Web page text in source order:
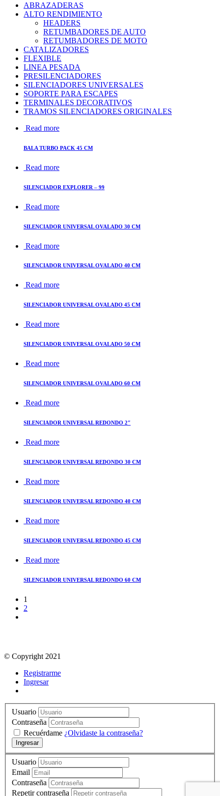
ABRAZADERAS
ALTO RENDIMIENTO
HEADERS
RETUMBADORES DE AUTO
RETUMBADORES DE MOTO
CATALIZADORES
FLEXIBLE
LINEA PESADA
PRESILENCIADORES
SILENCIADORES UNIVERSALES
SOPORTE PARA ESCAPES
TERMINALES DECORATIVOS
TRAMOS SILENCIADORES ORIGINALES
Read more
BALA TURBO PACK 45 CM
Read more
SILENCIADOR EXPLORER – 99
Read more
SILENCIADOR UNIVERSAL OVALADO 30 CM
Read more
SILENCIADOR UNIVERSAL OVALADO 40 CM
Read more
SILENCIADOR UNIVERSAL OVALADO 45 CM
Read more
SILENCIADOR UNIVERSAL OVALADO 50 CM
Read more
SILENCIADOR UNIVERSAL OVALADO 60 CM
Read more
SILENCIADOR UNIVERSAL REDONDO 2″
Read more
SILENCIADOR UNIVERSAL REDONDO 30 CM
Read more
SILENCIADOR UNIVERSAL REDONDO 40 CM
Read more
SILENCIADOR UNIVERSAL REDONDO 45 CM
Read more
SILENCIADOR UNIVERSAL REDONDO 60 CM
1
2
© Copyright 2021
Registrarme
Ingresar
Usuario
Contraseña
Recuérdame ¿Olvidaste la contraseña?
Ingresar
Usuario
Email
Contraseña
Repetir contraseña